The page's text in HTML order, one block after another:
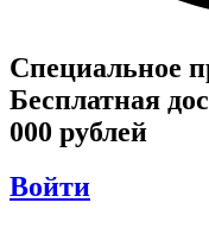
Специальное
Бесплатная
000 рублей
Войти